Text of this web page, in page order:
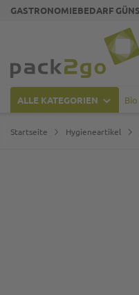
GASTRONOMIEBEDARF
ALLE KATEGORIEN
Startseite Hygieneartikel